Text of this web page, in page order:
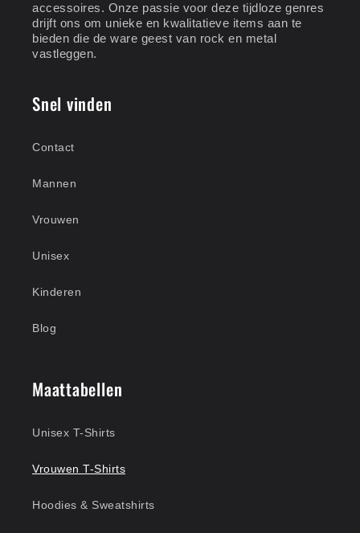
accessoires. Onze passie voor deze tijdloze genres
drijft ons om unieke en kwalitatieve items aan te
bieden die de ware geest van rock en metal
vastleggen.
Snel vinden
Contact
Mannen
Vrouwen
Unisex
Kinderen
Blog
Maattabellen
Unisex T-Shirts
Vrouwen T-Shirts
Hoodies & Sweatshirts